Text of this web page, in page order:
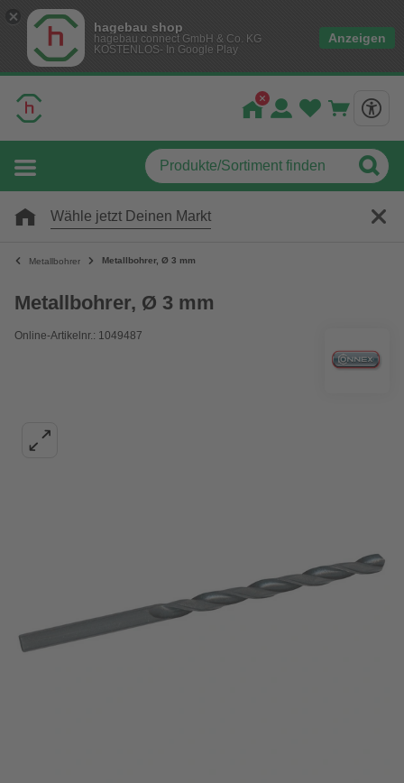
hagebau shop
hagebau connect GmbH & Co. KG
KOSTENLOS- In Google Play
Anzeigen
Wähle jetzt Deinen Markt
Metallbohrer Metallbohrer, Ø 3 mm
Metallbohrer, Ø 3 mm
Online-Artikelnr.: 1049487